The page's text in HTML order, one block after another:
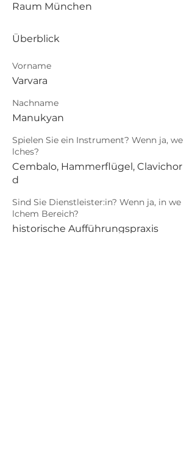
Raum München
Überblick
Vorname
Varvara
Nachname
Manukyan
Spielen Sie ein Instrument? Wenn ja, we
lches?
Cembalo, Hammerflügel, Clavichor
d
Sind Sie Dienstleister:in? Wenn ja, in we
lchem Bereich?
historische Aufführungspraxis